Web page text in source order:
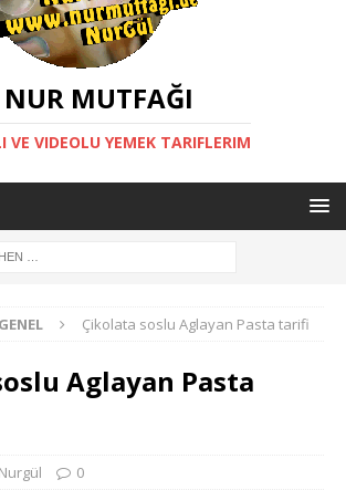
NUR MUTFAĞI
VE VIDEOLU YEMEK TARIFLERIM
GENEL Çikolata soslu Aglayan Pasta tarifi
Aglayan Pasta
Nurgül 0